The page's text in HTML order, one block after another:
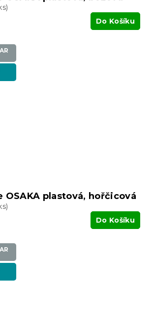
Do Košíku
OSAKA plastová, hořčicová
Do Košíku